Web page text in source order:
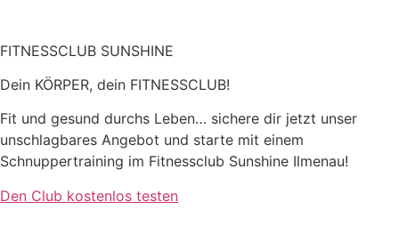
FITNESSCLUB SUNSHINE
Dein KÖRPER, dein FITNESSCLUB!
Fit und gesund durchs Leben… sichere dir jetzt unser
unschlagbares Angebot und starte mit einem
Schnuppertraining im Fitnessclub Sunshine Ilmenau!
Den Club kostenlos testen